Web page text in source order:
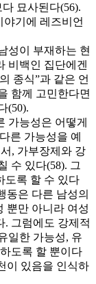
묘사된다(56).
야기에 레즈비언
성이 부재하는 현
비백인 집단에겐
종식”과 같은 언
함께 고민한다면
(50).
가능성은 어떻게
른 가능성을 예
, 가부장제와 강
수 있다(58). 그
도록 할 수 있다
동은 다른 남성의
뿐만 아니라 여성
. 그럼에도 강제적
일한 가능성, 유
도록 할 뿐이다
이 있음을 인식하